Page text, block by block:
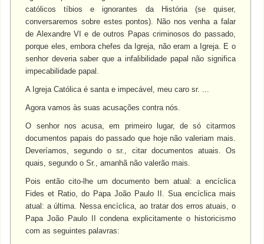
católicos tíbios e ignorantes da História (se quiser,
conversaremos sobre estes pontos). Não nos venha a falar
de Alexandre VI e de outros Papas criminosos do passado,
porque eles, embora chefes da Igreja, não eram a Igreja. E o
senhor deveria saber que a infalibilidade papal não significa
impecabilidade papal.
A Igreja Católica é santa e impecável, meu caro sr. ...
Agora vamos às suas acusações contra nós.
O senhor nos acusa, em primeiro lugar, de só citarmos
documentos papais do passado que hoje não valeriam mais.
Deveríamos, segundo o sr., citar documentos atuais. Os
quais, segundo o Sr., amanhã não valerão mais.
Pois então cito-lhe um documento bem atual: a encíclica
Fides et Ratio, do Papa João Paulo II. Sua encíclica mais
atual: a última. Nessa encíclica, ao tratar dos erros atuais, o
Papa João Paulo II condena explicitamente o historicismo
com as seguintes palavras: